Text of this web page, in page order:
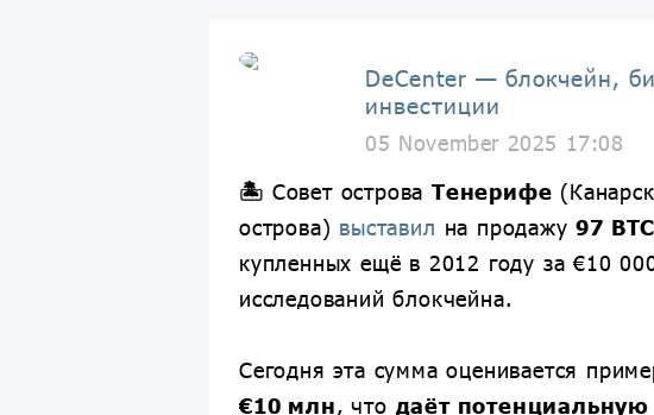
DeCenter — блокчейн,
инвестиции
05 November 2025 17:08
🏝 Совет острова Тенерифе
острова) выставил на продажу97 BTC
купленных ещё в 2012 году за €10
исследований блокчейна.
Сегодня эта сумма оценивается
€10 млн, что даёт потенциальную